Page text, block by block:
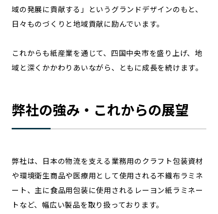
域の発展に貢献する」というグランドデザインのもと、
日々ものづくりと地域貢献に励んでいます。
これからも紙産業を通じて、四国中央市を盛り上げ、地
域と深くかかわりあいながら、ともに成長を続けます。
弊社の強み・これからの展望
弊社は、日本の物流を支える業務用のクラフト包装資材
や環境衛生商品や医療用として使用される不織布ラミネ
ート、主に食品用包装に使用されるレーヨン紙ラミネー
トなど、幅広い製品を取り扱っております。